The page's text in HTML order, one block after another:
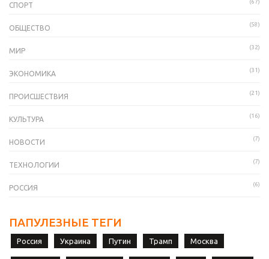
СПОРТ (67)
ОБЩЕСТВО (58)
МИР (32)
ЭКОНОМИКА (31)
ПРОИСШЕСТВИЯ (21)
КУЛЬТУРА (16)
НОВОСТИ (7)
ТЕХНОЛОГИИ (7)
РОССИЯ (6)
ПАПУЛЕЗНЫЕ ТЕГИ
Россия Украина Путин Трамп Москва